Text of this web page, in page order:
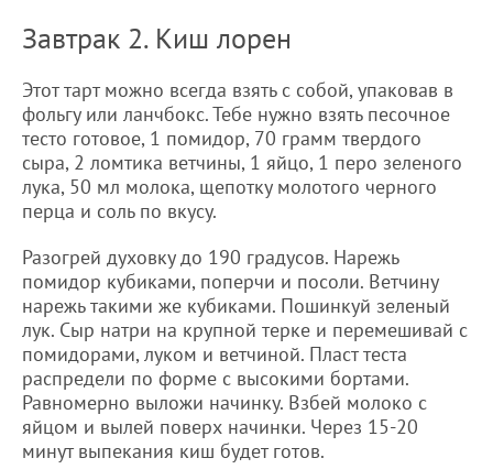
Завтрак 2. Киш лорен
Этот тарт можно всегда взять с собой, упаковав в
фольгу или ланчбокс. Тебе нужно взять песочное
тесто готовое, 1 помидор, 70 грамм твердого
сыра, 2 ломтика ветчины, 1 яйцо, 1 перо зеленого
лука, 50 мл молока, щепотку молотого черного
перца и соль по вкусу.
Разогрей духовку до 190 градусов. Нарежь
помидор кубиками, поперчи и посоли. Ветчину
нарежь такими же кубиками. Пошинкуй зеленый
лук. Сыр натри на крупной терке и перемешивай с
помидорами, луком и ветчиной. Пласт теста
распредели по форме с высокими бортами.
Равномерно выложи начинку. Взбей молоко с
яйцом и вылей поверх начинки. Через 15-20
минут выпекания киш будет готов.